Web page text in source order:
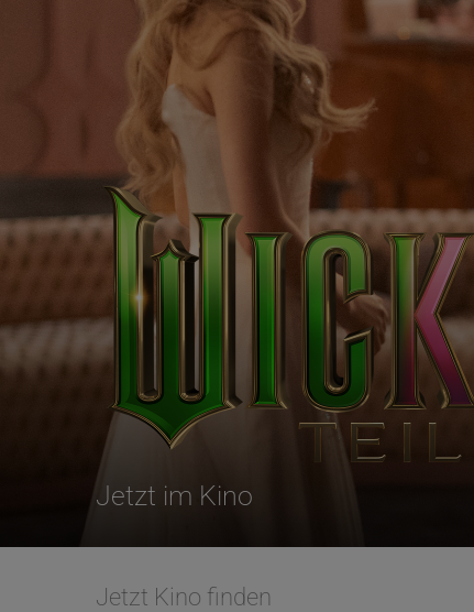
Jetzt im Kino
Jetzt Kino finden